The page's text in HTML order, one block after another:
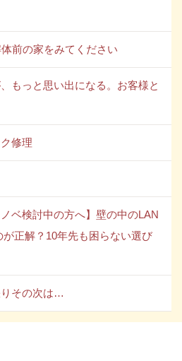
前の家をみてください
もっと思い出になる。お客様と
修理
ノベ検討中の方へ】壁の中のLAN
正解？10年先も困らない選び
その次は…